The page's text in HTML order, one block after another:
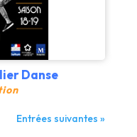
Danse
Entrées suivantes »